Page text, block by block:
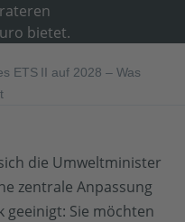
bietet.
ETS II auf 2028 – Was
die Umweltminister
zentrale Anpassung
Sie möchten